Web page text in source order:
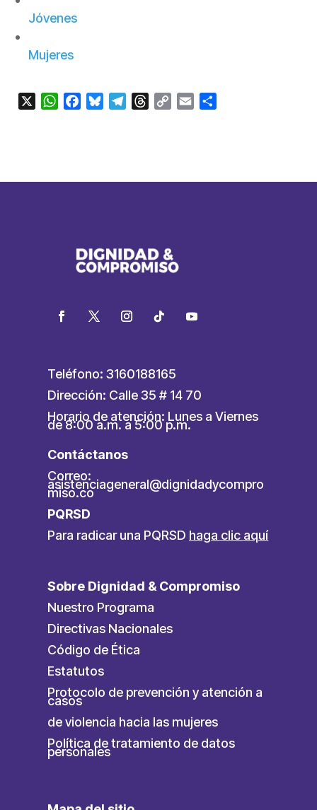
Jóvenes
Mujeres
WhatsApp
FacebookBlueskyTelegramThreads
Copy Email
Teléfono: 3160188165
Dirección: Calle 35 # 14 70
Horario de atención: Lunes a Viernes
de 8:00 a.m. a 5:00 p.m.
Contáctanos
Correo:
asistenciageneral@dignidadycompro
miso.co
PQRSD
Para radicar una PQRSD haga clic aquí
Sobre Dignidad & Compromiso
Nuestro Programa
Directivas Nacionales
Código de Ética
Estatutos
Protocolo de prevención y atención a
casos
de violencia hacia las mujeres
Política de tratamiento de datos
personales